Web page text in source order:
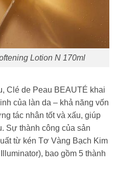
Lotion N 170ml
Clé de Peau BEAUTÉ khai
của làn da – khả năng vốn
tác nhân tốt và xấu, giúp
Sự thành công của sản
từ ​​kén Tơ Vàng Bạch Kim
bao gồm 5 thành